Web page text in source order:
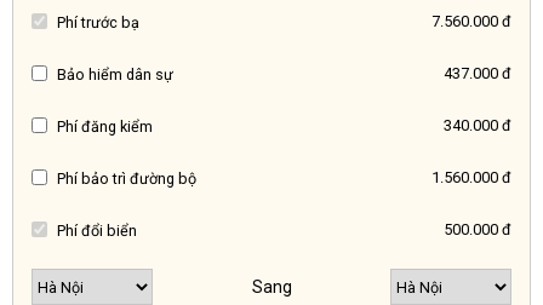
Phí trước bạ 7.560.000 đ
Bảo hiểm dân sự 437.000 đ
Phí đăng kiểm 340.000 đ
Phí bảo trì đường bộ 1.560.000 đ
Phí đổi biển 500.000 đ
Sang